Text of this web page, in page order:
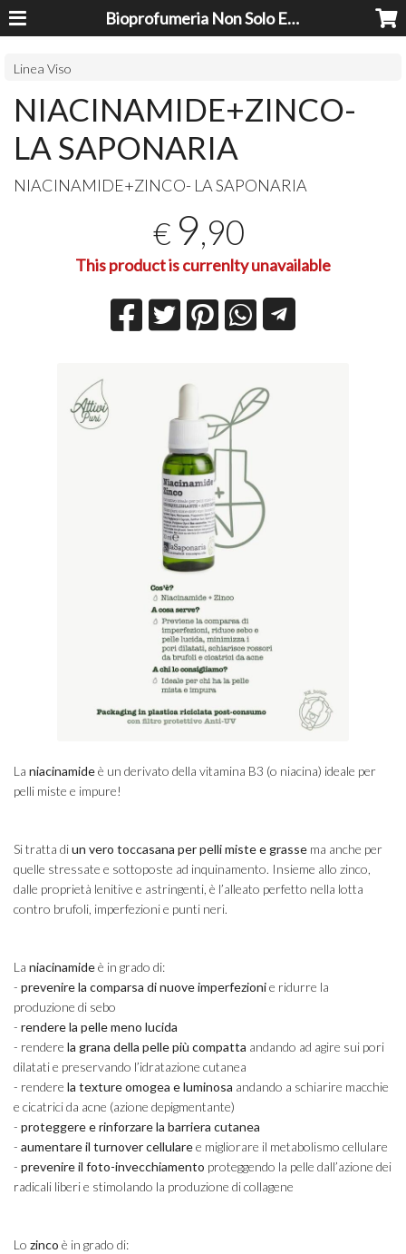
Bioprofumeria Non Solo Essenze
Linea Viso
NIACINAMIDE+ZINCO-
LA SAPONARIA
NIACINAMIDE+ZINCO- LASAPONARIA
€ 9,90
This product is currenlty unavailable
Laniacinamideè un derivato della vitamina B3 (o niacina) ideale per
pelli miste e impure!
Si tratta diun vero toccasana per pelli miste e grasse ma anche per
quelle stressate e sottoposte ad inquinamento. Insieme allo zinco,
dalle proprietà lenitive e astringenti, è l’alleato perfetto nella lotta
contro brufoli, imperfezioni e punti neri.
Laniacinamideè in grado di:
- prevenire la comparsa di nuove imperfezionie ridurre la
produzione di sebo
-rendere la pelle meno lucida
- renderela grana della pelle più compatta andando ad agire sui pori
dilatati e preservando l’idratazione cutanea
- renderela texture omogea e luminosa andando a schiarire macchie
e cicatrici da acne (azione depigmentante)
-proteggere e rinforzare la barriera cutanea
-aumentare il turnover cellularee migliorare il metabolismo cellulare
-prevenire il foto-invecchiamento proteggendo la pelle dall’azione dei
radicali liberi e stimolando la produzione di collagene
Lozinco è in grado di: